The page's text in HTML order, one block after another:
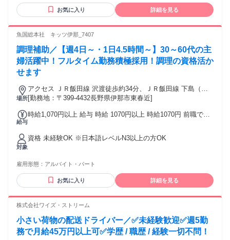
必要となります。事前のご準備をお願いいたします。 ・基本
的なPC操作が可能な方（簡単な入力操作、メール対応など）
意いただける方（通信速度10Mbps以上推奨） ・中長期的に継
す） ・特定保健指導に関する基礎知識・理解がある方（※実
務経験は問いません！） ・今年度のご応募は10月の業務説明
会までにご参加可能な方に限る ⚠️ご注意事項（Wワークにつ
いて） 他のお仕事（パート・アルバイト・フリーランス等）
とのWワークは大歓迎です！ （※対象者様からの急な連絡や
弊社との業務連絡に対し、平日の昼間にも一定のやり取りが
る方に限らせていただきます。） 【 こんな方にピッタリの求
ク」したい方 ・夕方17時以降や土日の「スキマ時間」を収入
に変えたい方 ・対象者様と誠実に向き合い、責任感を持って
またはブランクがある方（手厚い導入サポートがあるので安
なく両立したい方 《 働き方のイメージ（Wワークの稼働
例）》 「午前中は他のお仕事、夜19時から自宅で面談」な
ど、ご自身の都合に合わせて自由にスケジュールを組めま
す。 （※面談業務＋ご自身の好きなタイミングで行う事務作
業を合わせて、ご自身のペースで月20件程度(初回面談件数※
継続支援は含まない)を目安として、業務をお引き受けいただ
ける方を想定しております） 《 デビューまでの安心ステップ
お気に入り 詳細を見る
魚国総本社 キッツ伊那_7407
調理補助／【週4日～・1日4.5時間～】30～60代の主
婦活躍中！フルタイム勤務積極採用！調理の資格活か
せます
場所
アクセス ＪＲ飯田線 沢渡徒歩約34分、ＪＲ飯田線 下島（飯
田線）徒歩約35分
[勤務地：〒399-4432長野県伊那市東春近]
給与
時給1,070円以上 給与 時給 1070円以上 時給1070円 前職での
対象
資格 未経験OK ※日本語レベルN3以上の方OK
雇用形態： アルバイト・パート
お気に入り 詳細を見る
株式会社ワイズ・ストリーム
小さい荷物の配送ドライバー／✅未経験歓迎✅週5勤
務で月給45万円以上可✅学歴 / 職歴 / 経験一切不問！